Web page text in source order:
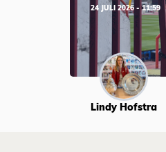
24 JULI 2026 - 11:59
Lindy Hofstra